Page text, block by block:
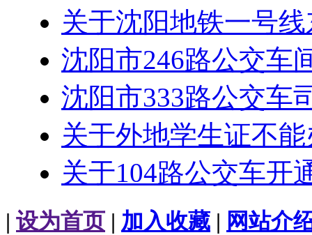
关于沈阳地铁一号
沈阳市246路公交车
沈阳市333路公交车
关于外地学生证不
关于104路公交车开
| 设为首页 | 加入收藏 | 网站介